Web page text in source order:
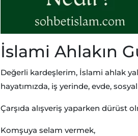
İslami Ahlakın
Değerli kardeşlerim, İslami ahlak
hayatımızda, iş yerinde, evde,
Çarşıda alışveriş yaparken dürüst
Komşuya selam vermek,